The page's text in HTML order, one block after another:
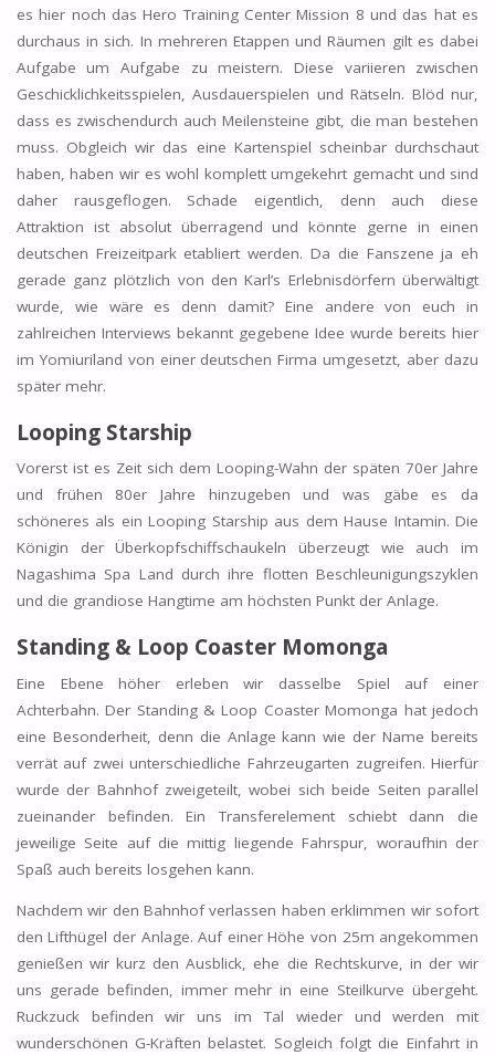
es hier noch das Hero Training Center Mission 8 und das hat es
durchaus in sich. In mehreren Etappen und Räumen gilt es dabei
Aufgabe um Aufgabe zu meistern. Diese variieren zwischen
Geschicklichkeitsspielen, Ausdauerspielen und Rätseln. Blöd nur,
dass es zwischendurch auch Meilensteine gibt, die man bestehen
muss. Obgleich wir das eine Kartenspiel scheinbar durchschaut
haben, haben wir es wohl komplett umgekehrt gemacht und sind
daher rausgeflogen. Schade eigentlich, denn auch diese
Attraktion ist absolut überragend und könnte gerne in einen
deutschen Freizeitpark etabliert werden. Da die Fanszene ja eh
gerade ganz plötzlich von den Karl’s Erlebnisdörfern überwältigt
wurde, wie wäre es denn damit? Eine andere von euch in
zahlreichen Interviews bekannt gegebene Idee wurde bereits hier
im Yomiuriland von einer deutschen Firma umgesetzt, aber dazu
später mehr.
Looping Starship
Vorerst ist es Zeit sich dem Looping-Wahn der späten 70er Jahre
und frühen 80er Jahre hinzugeben und was gäbe es da
schöneres als ein Looping Starship aus dem Hause Intamin. Die
Königin der Überkopfschiffschaukeln überzeugt wie auch im
Nagashima Spa Land durch ihre flotten Beschleunigungszyklen
und die grandiose Hangtime am höchsten Punkt der Anlage.
Standing & Loop Coaster Momonga
Eine Ebene höher erleben wir dasselbe Spiel auf einer
Achterbahn. Der Standing & Loop Coaster Momonga hat jedoch
eine Besonderheit, denn die Anlage kann wie der Name bereits
verrät auf zwei unterschiedliche Fahrzeugarten zugreifen. Hierfür
wurde der Bahnhof zweigeteilt, wobei sich beide Seiten parallel
zueinander befinden. Ein Transferelement schiebt dann die
jeweilige Seite auf die mittig liegende Fahrspur, woraufhin der
Spaß auch bereits losgehen kann.
Nachdem wir den Bahnhof verlassen haben erklimmen wir sofort
den Lifthügel der Anlage. Auf einer Höhe von 25m angekommen
genießen wir kurz den Ausblick, ehe die Rechtskurve, in der wir
uns gerade befinden, immer mehr in eine Steilkurve übergeht.
Ruckzuck befinden wir uns im Tal wieder und werden mit
wunderschönen G-Kräften belastet. Sogleich folgt die Einfahrt in